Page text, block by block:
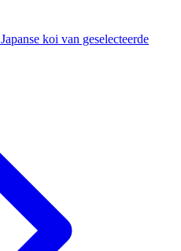
Japanse koi van geselecteerde